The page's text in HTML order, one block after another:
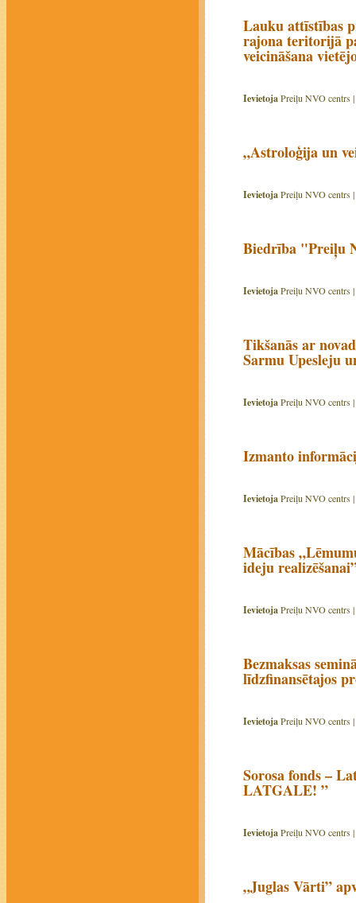
Lauku attīstības
rajona teritorijā
veicināšana
IevietojaPreiļu NVO centrs |
„Astroloģija un
IevietojaPreiļu NVO centrs |
Biedrība "Preiļu
IevietojaPreiļu NVO centrs |
Tikšanās ar
Sarmu Upesleju
IevietojaPreiļu NVO centrs |
Izmanto
IevietojaPreiļu NVO centrs |
Mācības
ideju
IevietojaPreiļu NVO centrs |
Bezmaksas
līdzfinansētajos
IevietojaPreiļu NVO centrs |
Sorosa fonds –
LATGALE! ”
IevietojaPreiļu NVO centrs |
„Juglas Vārti”